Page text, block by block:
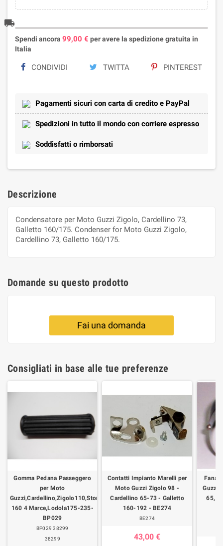
local_shipping
Spendi ancora 99,00 € per avere la spedizione gratuita in
Italia
CONDIVIDI TWITTA PINTEREST
Pagamenti sicuri con carta di credito e PayPal
Spedizioni in tutto il mondo con corriere espresso
Soddisfatti o rimborsati
Descrizione
Condensatore per Moto Guzzi Zigolo, Cardellino 73,
Galletto 160/175. Condenser for Moto Guzzi Zigolo,
Cardellino 73, Galletto 160/175.
Domande su questo prodotto
Fai una domanda
Consigliati in base alle tue preferenze
Gomma Pedana Passeggero
per Moto
Guzzi,Cardellino,Zigolo110,Stornello125-
160 4 Marce,Lodola175-235-
BP029
BP029 38299
38299
Contatti Impianto Marelli per
Moto Guzzi Zigolo 98 -
Cardellino 65-73 - Galletto
160-192 - BE274
BE274
43,00 €
Guzzi
65,